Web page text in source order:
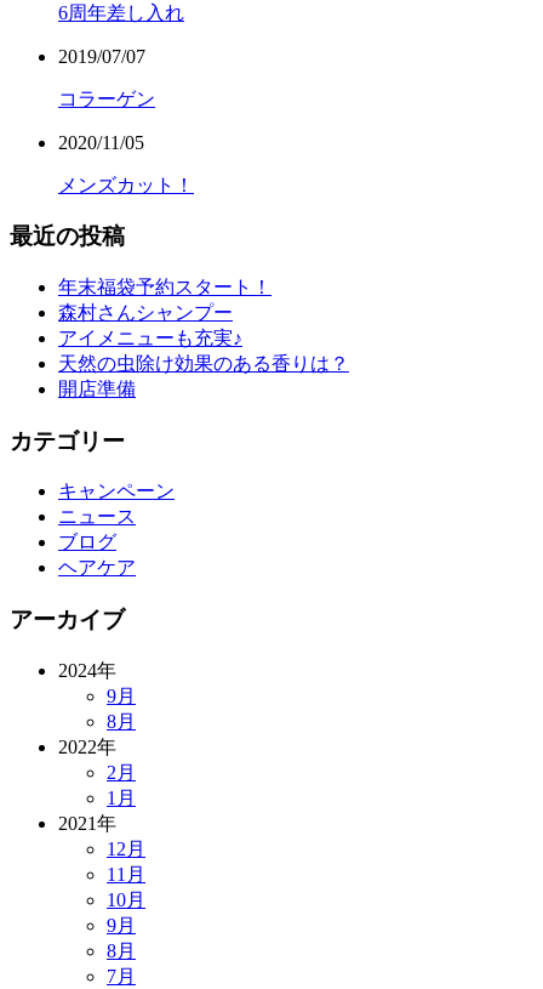
6周年差し入れ
2019/07/07
コラーゲン
2020/11/05
メンズカット！
最近の投稿
年末福袋予約スタート！
森村さんシャンプー
アイメニューも充実♪
天然の虫除け効果のある香りは？
開店準備
カテゴリー
キャンペーン
ニュース
ブログ
ヘアケア
アーカイブ
2024年
9月
8月
2022年
2月
1月
2021年
12月
11月
10月
9月
8月
7月